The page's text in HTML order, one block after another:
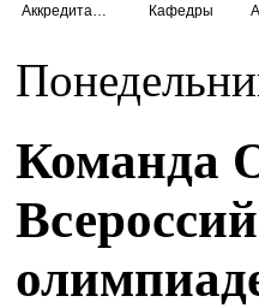
Кафедры
Команда